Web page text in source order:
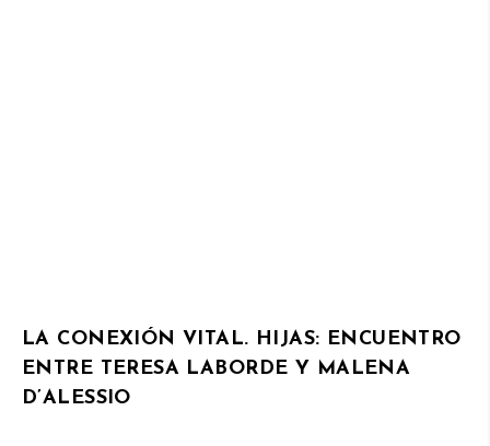
LA CONEXIÓN VITAL. HIJAS: ENCUENTRO
ENTRE TERESA LABORDE Y MALENA
D’ALESSIO